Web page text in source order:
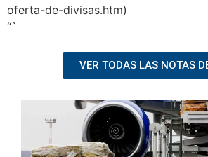
oferta-de-divisas.htm)
“`
VER TODAS LAS NOTAS